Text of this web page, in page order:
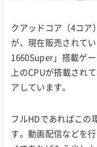
クアッドコア（4コア
が、現在販売されて
1660Super」搭載ゲ
上のCPUが搭載され
アしています。
フルHDであればこの
す。動画配信などを